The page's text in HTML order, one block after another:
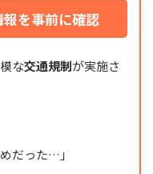
を事前に確認
な交通規制が実施さ
だった…」